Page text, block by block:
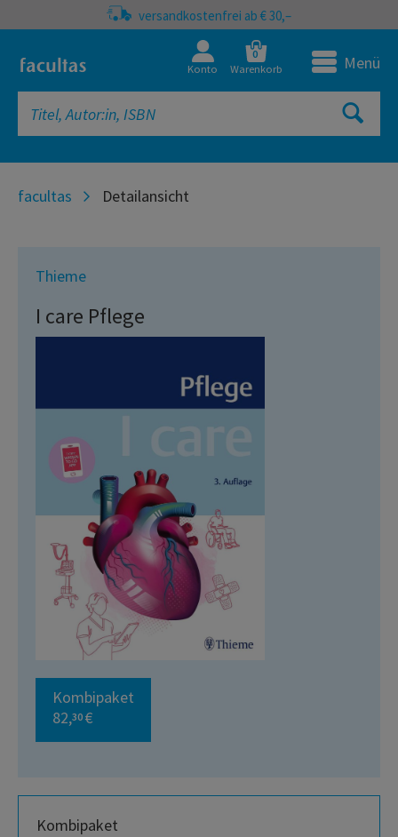
versandkostenfrei ab € 30,–
Konto
0
Warenkorb Menü
facultas Detailansicht
Thieme
I care Pflege
Kombipaket
82,30 €
Kombipaket